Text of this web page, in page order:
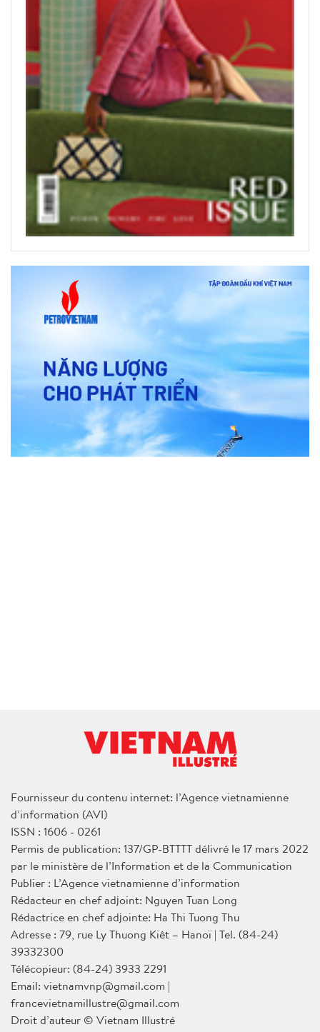
Fournisseur du contenu internet: l’Agence vietnamienne
d’information (AVI)
ISSN : 1606 - 0261
Permis de publication: 137/GP-BTTTT délivré le 17 mars 2022
par le ministère de l’Information et de la Communication
Publier : L’Agence vietnamienne d’information
Rédacteur en chef adjoint: Nguyen Tuan Long
Rédactrice en chef adjointe: Ha Thi Tuong Thu
Adresse : 79, rue Ly Thuong Kiêt – Hanoï | Tel. (84-24)
39332300
Télécopieur: (84-24) 3933 2291
Email: vietnamvnp@gmail.com |
francevietnamillustre@gmail.com
Droit d’auteur © Vietnam Illustré